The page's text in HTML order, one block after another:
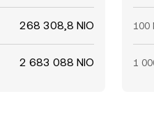
268 308,8 NIO
2 683 088 NIO
100
1